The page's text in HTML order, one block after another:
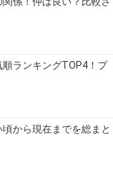
ランキングTOP4！プ
から現在までを総まと